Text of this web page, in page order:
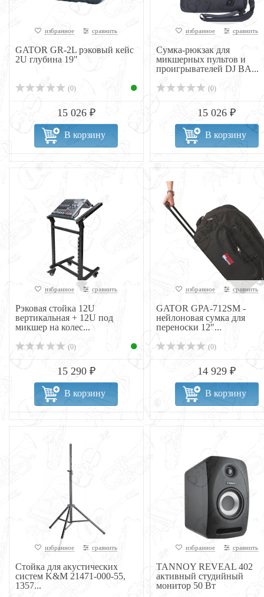
избранное сравнить
GATOR GR-2L рэковый кейс
2U глубина 19"
(0)
15 026 ₽
В корзину
избранное сравнить
Сумка-рюкзак для
микшерных пультов и
проигрывателей DJ BA...
(0)
15 026 ₽
В корзину
избранное сравнить
Рэковая стойка 12U
вертикальная + 12U под
микшер на колес...
(0)
15 290 ₽
В корзину
избранное сравнить
GATOR GPA-712SM -
нейлоновая сумка для
переноски 12"...
(0)
14 929 ₽
В корзину
избранное сравнить
Стойка для акустических
систем K&M 21471-000-55,
1357...
избранное сравнить
TANNOY REVEAL 402
активный студийный
монитор 50 Вт